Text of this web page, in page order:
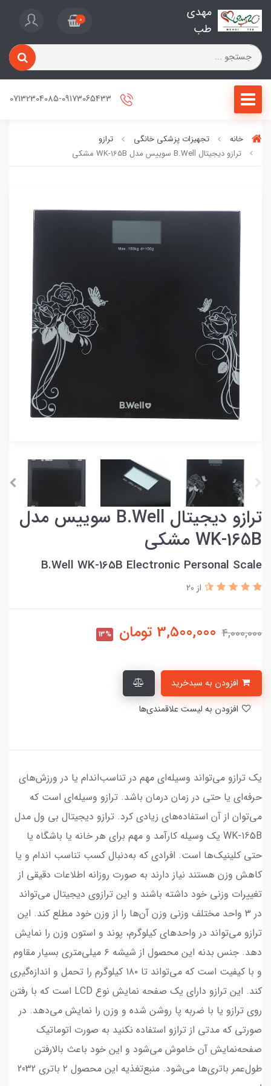
مهدی
طب
0
خانه تجهیزات پزشکی خانگی
ترازو
ترازو دیجیتال B.Well سوییس مدل WK-165B مشکی
ترازو دیجیتال B.Well سوییس مدل
WK-165B مشکی
B.Well WK-165B Electronic Personal Scale
از 20
4,000,000
3,500,000 تومان 13%
یک ترازو می‌تواند وسیله‌ای مهم در تناسب‌اندام یا در ورزش‌های
حرفه‌ای یا حتی در زمان درمان باشد. ترازو وسیله‌ای است که
می‌توان از آن استفاده‌های زیادی کرد. ترازو دیجیتال بی ول مدل
WK-165B یک وسیله کارآمد و مهم برای هر خانه‌ یا باشگاه یا
حتی کلینیک‌ها است. افرادی که به‌دنبال کسب تناسب اندام و یا
کاهش وزن هستند نیاز دارند به صورت روزانه اطلاعات دقیقی از
تغییرات وزنی خود داشته باشند و این ترازوی دیجیتال می‌تواند
در ۳ واحد مختلف وزنی وزن آن‌ها را از وزن خود مطلع کند. این
ترازو می‌تواند در واحد‌های کیلوگرم، پوند و استون وزن را نمایش
دهد. جنس بدنه این محصول از شیشه ۶ میلی‌متری بسیار مقاوم
و با کیفیت است که می‌تواند تا ۱۸۰ کیلوگرم را تحمل و اندازه‌گیری
کند. این ترازو دارای یک صفحه نمایش نوع LCD است که با رفتن
روی ترازو یا با ضربه پا روشن شده و وزن را نمایش می‌دهد. در
صورتی که مدتی از ترازو استفاده نکنید به صورت اتوماتیک
صفحه‌نمایش آن خاموش می‌شود و این خود باعث بالارفتن
طول‌عمر باتری‌ها می‌شود. منبع‌تغذیه این محصول ۲ باتری 2032